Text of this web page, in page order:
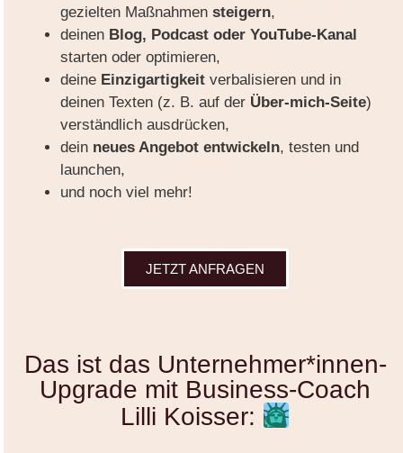
gezielten Maßnahmen steigern,
deinen Blog, Podcast oder YouTube-Kanal
starten oder optimieren,
deine Einzigartigkeitverbalisieren und in
deinen Texten (z. B. auf der Über-mich-Seite)
verständlich ausdrücken,
dein neues Angebot entwickeln, testen und
launchen,
und noch viel mehr!
JETZT ANFRAGEN
Das ist das Unternehmer*innen-
Upgrade mit Business-Coach
Lilli Koisser: